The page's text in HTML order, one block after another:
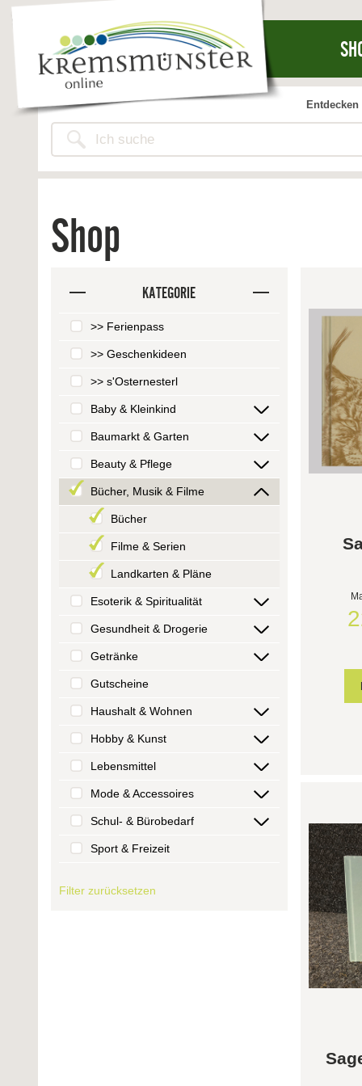
Shop
KATEGORIE
>> Ferienpass
>> Geschenkideen
>> s'Osternesterl
Baby & Kleinkind
Baumarkt & Garten
Beauty & Pflege
Bücher, Musik & Filme
Bücher
Filme & Serien
Landkarten & Pläne
Esoterik & Spiritualität
Gesundheit & Drogerie
Getränke
Gutscheine
Haushalt & Wohnen
Hobby & Kunst
Lebensmittel
Mode & Accessoires
Schul- & Bürobedarf
Sport & Freizeit
Filter zurücksetzen